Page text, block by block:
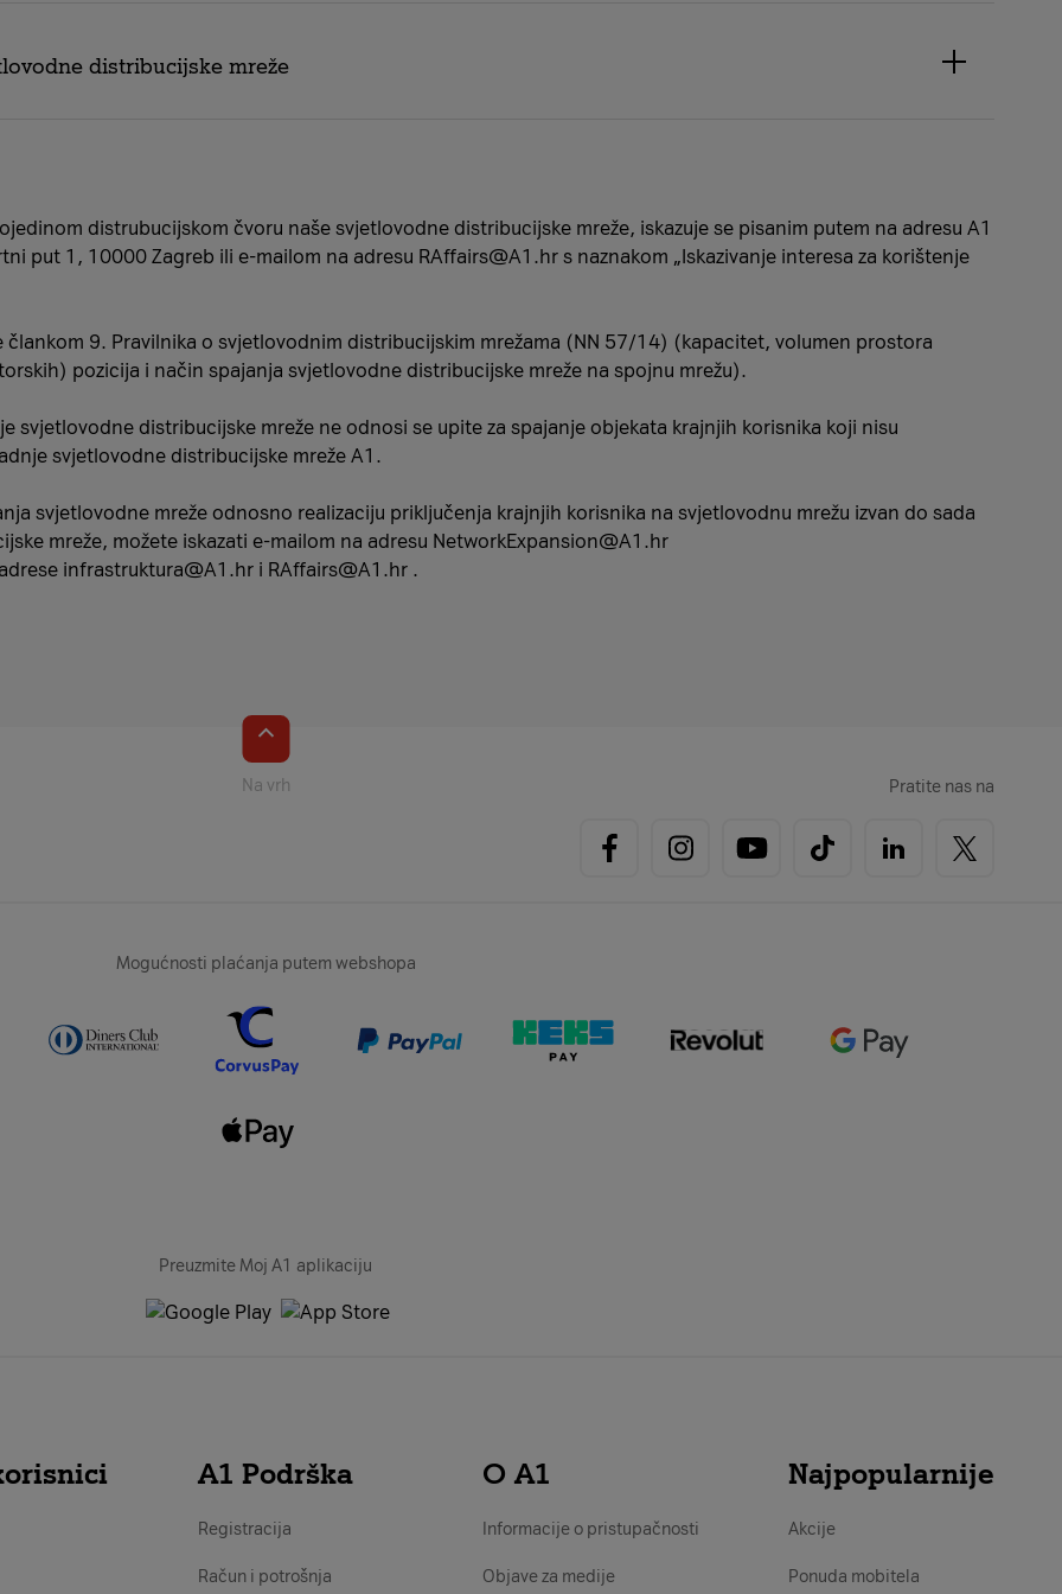
distribucijske mreže
DČ54
DČ39
DČ38
DČ37
DČ35
DČ26
DČ51
DČ33
DČ31
DČ27
DČ28
DČ33
distrubucijskom čvoru naše svjetlovodne distribucijske mreže, iskazuje se pisanim putem na adresu A1
put 1, 10000 Zagreb ili e-mailom na adresu RAffairs@A1.hr s naznakom „Iskazivanje interesa za korištenje
člankom 9. Pravilnika o svjetlovodnim distribucijskim mrežama (NN 57/14) (kapacitet, volumen prostora
pozicija i način spajanja svjetlovodne distribucijske mreže na spojnu mrežu).
svjetlovodne distribucijske mreže ne odnosi se upite za spajanje objekata krajnjih korisnika koji nisu
svjetlovodne distribucijske mreže A1.
svjetlovodne mreže odnosno realizaciju priključenja krajnjih korisnika na svjetlovodnu mrežu izvan do sada
mreže, možete iskazati e-mailom na adresu NetworkExpansion@A1.hr
infrastruktura@A1.hr i RAffairs@A1.hr .
Na vrh Pratite nas na
Mogućnosti plaćanja putem webshopa
Preuzmite Moj A1 aplikaciju
A1 Podrška
Registracija
Račun i potrošnja
O A1
Informacije o pristupačnosti
Objave za medije
Najpopularnije
Akcije
Ponuda mobitela